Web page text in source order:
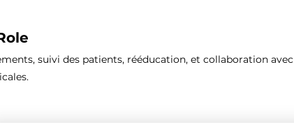
suivi des patients, rééducation, et collaboration avec